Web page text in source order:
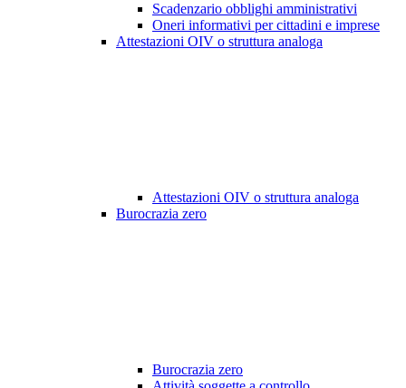
Scadenzario obblighi amministrativi
Oneri informativi per cittadini e imprese
Attestazioni OIV o struttura analoga
Attestazioni OIV o struttura analoga
Burocrazia zero
Burocrazia zero